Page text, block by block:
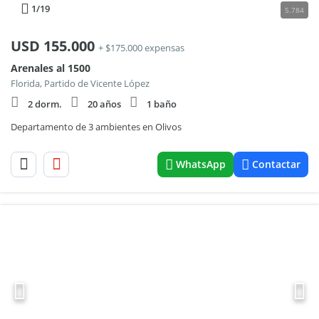
1/19 5.784
USD 155.000 + $175.000 expensas
Arenales al 1500
Florida, Partido de Vicente López
2 dorm.
20 años
1 baño
Departamento de 3 ambientes en Olivos
WhatsApp Contactar